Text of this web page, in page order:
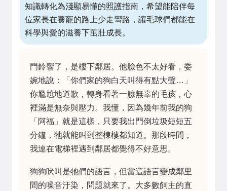
知識轉化為淺顯易懂的照護指南，希望能陪伴每
位家長在養寵的路上少走彎路，讓毛球們都能在
科學與愛的滋養下茁壯成長。
門鈴響了，是樓下鄰居。他臉色不太好看，委
婉地說：「你們家的狗白天叫得有點大聲…」
你尷尬地道歉，轉身看著一臉無辜的毛孩，心
裡滿是無奈與壓力。我懂，因為幾年前我的狗
「阿福」就是這樣，只要我出門倒垃圾短短五
分鐘，牠就能叫到整棟樓都知道。那段時間，
我連在電梯裡遇到鄰居都覺得不好意思。
狗狗吠叫是牠們的語言，但當這語言變成鄰里
間的噪音汙染，問題就來了。大多數飼主的直